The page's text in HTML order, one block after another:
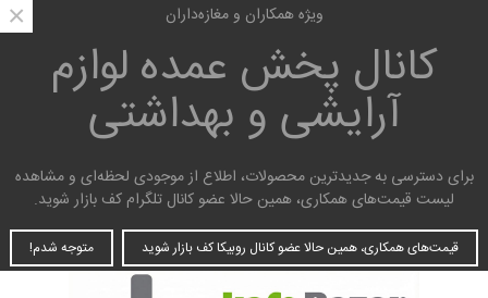
ویژه همکاران و مغازه‌داران
کانال پخش عمدهلوازم
آرایشی و بهداشتی
برای دسترسی به جدیدترین محصولات، اطلاع از موجودی لحظه‌ای و مشاهده
لیست قیمت‌های همکاری، همین حالا عضو کانال تلگرام کف بازار شوید.
قیمت‌های همکاری، همین حالا عضو کانال روبیکا کف بازار شوید متوجه شدم!
×